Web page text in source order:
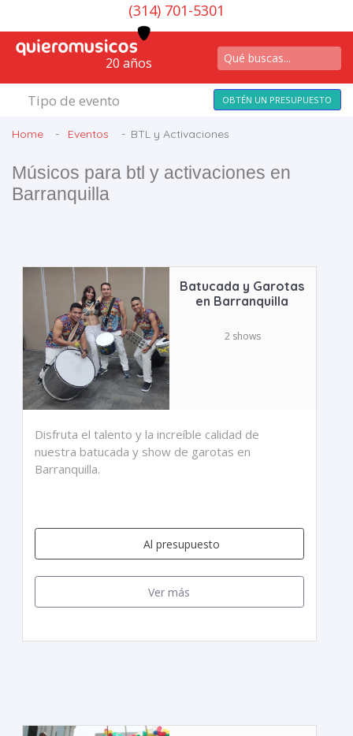
(314) 701-5301
20 años
Tipo de evento OBTÉN UN PRESUPUESTO
Home Eventos BTL y Activaciones
Músicos para btl y activaciones en
Barranquilla
Batucada y Garotas
en Barranquilla
2 shows
Disfruta el talento y la increíble calidad de
nuestra batucada y show de garotas en
Barranquilla.
Al presupuesto
Ver más